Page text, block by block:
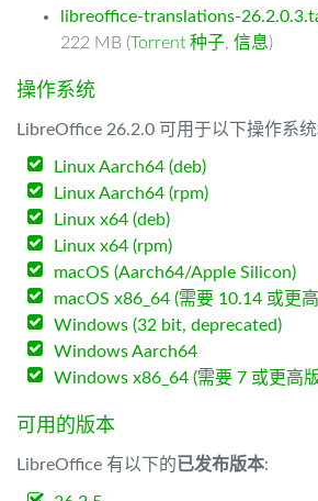
libreoffice-translations-
222 MB (Torrent 种子, 信息)
操作系统
LibreOffice 26.2.0 可用于以下操作系
Linux Aarch64 (deb)
Linux Aarch64 (rpm)
Linux x64 (deb)
Linux x64 (rpm)
macOS (Aarch64/Apple Silicon)
macOS x86_64 (需要 10.14 或更
Windows (32 bit, deprecated)
Windows Aarch64
Windows x86_64 (需要 7 或更高
可用的版本
LibreOffice 有以下的已发布版本: